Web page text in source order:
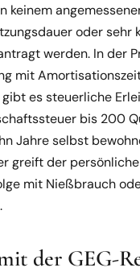
keinem
oder
werden. In der
mit
es steuerliche
bis 200
Jahre selbst
greift der
mit Nießbrauch
der GEG-